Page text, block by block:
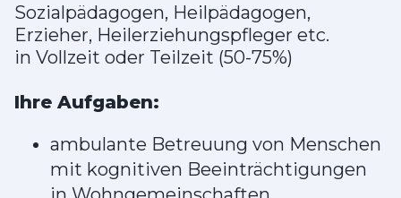
Sozialpädagogen, Heilpädagogen,
Erzieher, Heilerziehungspfleger etc.
in Vollzeit oder Teilzeit (50-75%)
Ihre Aufgaben:
ambulante Betreuung von Menschen
mit kognitiven Beeinträchtigungen